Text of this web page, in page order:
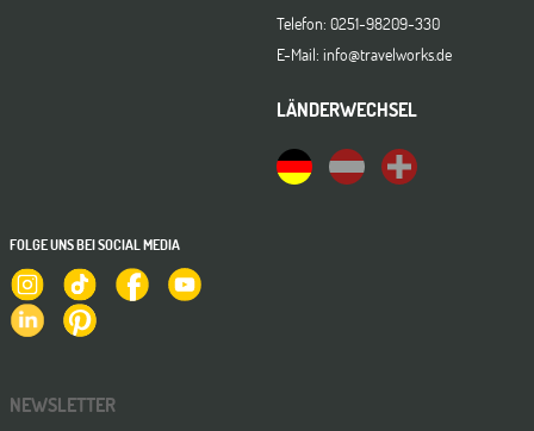
Telefon: 0251-98209-330
E-Mail: info@travelworks.de
LÄNDERWECHSEL
FOLGE UNS BEI SOCIAL MEDIA
NEWSLETTER